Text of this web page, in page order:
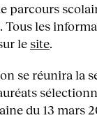
parcours
Tous les
le site.
se réunira la
du 13 mars